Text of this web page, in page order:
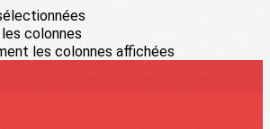
colonnes
les colonnes affichées